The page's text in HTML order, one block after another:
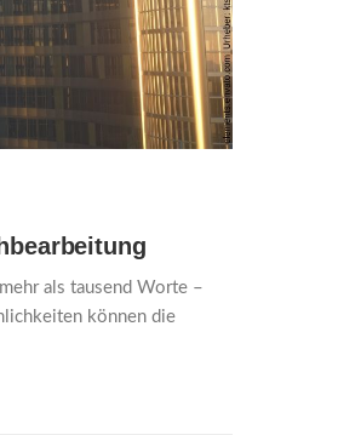
als tausend Worte –
können die